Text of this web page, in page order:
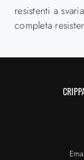
resistenti a
completa